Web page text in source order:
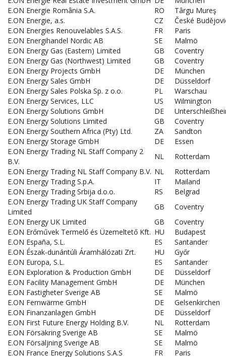
E.ON Energie România S.A.
RO
Târgu Mureş
E.ON Energie, a.s.
CZ
České
E.ON Energies Renouvelables S.A.S.
FR
Paris
E.ON Energihandel Nordic AB
SE
Malmö
E.ON Energy Gas (Eastern) Limited
GB
Coventry
E.ON Energy Gas (Northwest) Limited
GB
Coventry
E.ON Energy Projects GmbH
DE
München
E.ON Energy Sales GmbH
DE
Düsseldorf
E.ON Energy Sales Polska Sp. z o.o.
PL
Warschau
E.ON Energy Services, LLC
US
Wilmington
E.ON Energy Solutions GmbH
DE
E.ON Energy Solutions Limited
GB
Coventry
E.ON Energy Southern Africa (Pty) Ltd.
ZA
Sandton
E.ON Energy Storage GmbH
DE
Essen
E.ON Energy Trading NL Staff Company 2
B.V.
NL
Rotterdam
E.ON Energy Trading NL Staff Company B.V. NL
Rotterdam
E.ON Energy Trading S.p.A.
IT
Mailand
E.ON Energy Trading Srbija d.o.o.
RS
Belgrad
E.ON Energy Trading UK Staff Company
Limited
GB
Coventry
E.ON Energy UK Limited
GB
Coventry
E.ON Erőművek Termelő és Üzemeltető Kft. HU
Budapest
E.ON España, S.L.
ES
Santander
E.ON Észak-dunántúli Áramhálózati Zrt.
HU
Győr
E.ON Europa, S.L.
ES
Santander
E.ON Exploration & Production GmbH
DE
Düsseldorf
E.ON Facility Management GmbH
DE
München
E.ON Fastigheter Sverige AB
SE
Malmö
E.ON Fernwärme GmbH
DE
Gelsenkirchen
E.ON Finanzanlagen GmbH
DE
Düsseldorf
E.ON First Future Energy Holding B.V.
NL
Rotterdam
E.ON Försäkring Sverige AB
SE
Malmö
E.ON Försäljning Sverige AB
SE
Malmö
E.ON France Energy Solutions S.A.S
FR
Paris